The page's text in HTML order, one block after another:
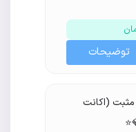
توضیحات
(اکانت